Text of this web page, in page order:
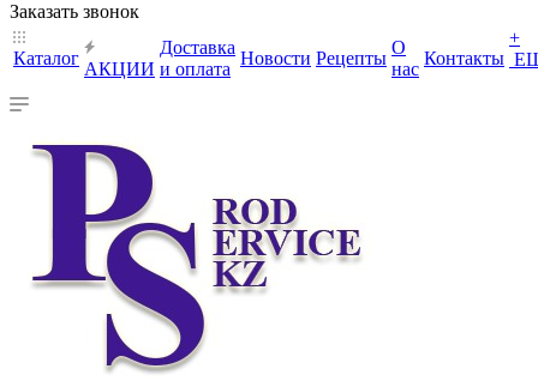
Заказать звонок
Каталог
АКЦИИ
Доставка
и оплата
Новости Рецепты
О
нас
Контакты
+